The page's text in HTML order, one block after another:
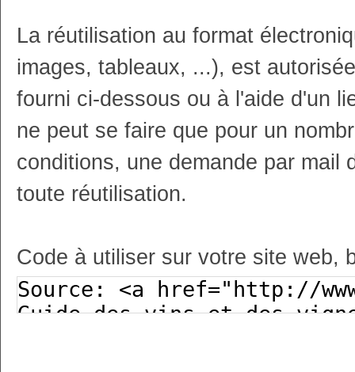
La réutilisation au format
images, tableaux, ...), est
fourni ci-dessous ou à l'aide d'un
ne peut se faire que pour un
conditions, une demande par mail
toute réutilisation.
Code à utiliser sur votre site web,